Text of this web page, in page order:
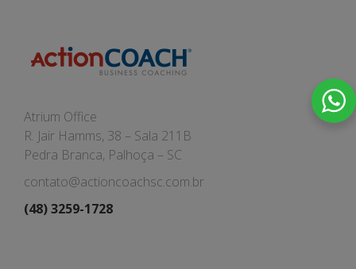
Atrium Office
R. Jair Hamms, 38 – Sala 211B
Pedra Branca, Palhoça – SC
contato@actioncoachsc.com.br
(48) 3259-1728